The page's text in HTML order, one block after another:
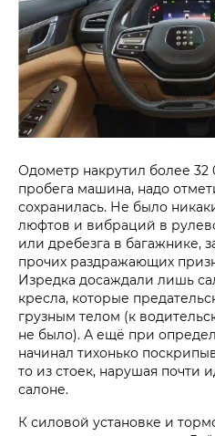
Одометр накрутил более 32
пробега машина, надо
сохранилась. Не было
люфтов и вибраций в
или дребезга в багажнике,
прочих раздражающих
Изредка досаждали лишь
кресла, которые
грузным телом (к
не было). А ещё при
начинал тихонько
то из стоек, нарушая почти
салоне.
К силовой установке и